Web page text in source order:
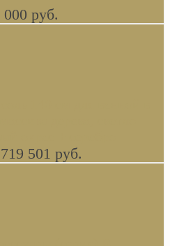
000 руб.
дерева, светло
окрас + серебро
501 руб.